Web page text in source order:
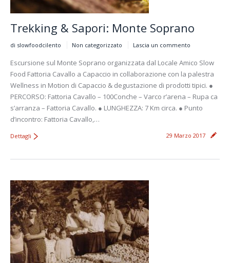
Trekking & Sapori: Monte Soprano
di slowfoodcilento Non categorizzato Lascia un commento
Escursione sul Monte Soprano organizzata dal Locale Amico Slow
Food Fattoria Cavallo a Capaccio in collaborazione con la palestra
Wellness in Motion di Capaccio & degustazione di prodotti tipici. ●
PERCORSO: Fattoria Cavallo – 100Conche – Varco r’arena – Rupa ca
s’arranza – Fattoria Cavallo. ● LUNGHEZZA: 7 Km circa. ● Punto
d’incontro: Fattoria Cavallo,…
29 Marzo 2017
Dettagli